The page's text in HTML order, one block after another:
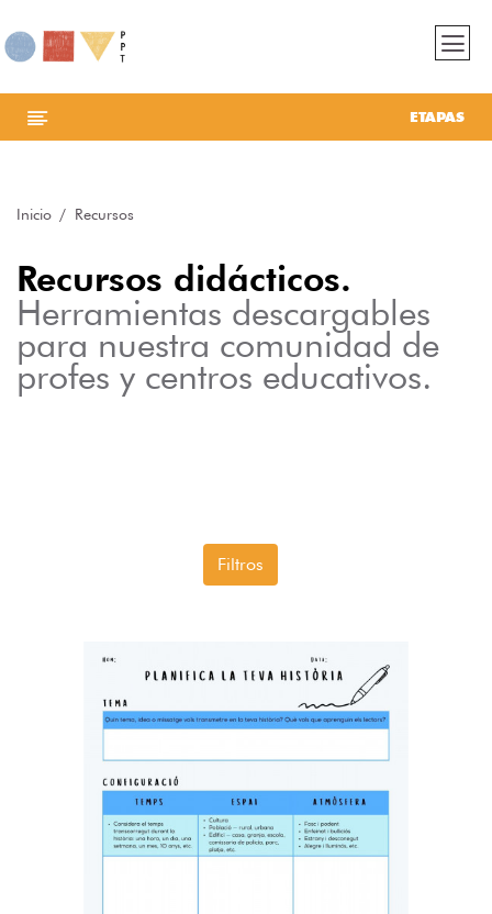
ETAPAS
Inicio Recursos
Recursos didácticos.
Herramientas descargables
para nuestra comunidad de
profes y centros educativos.
Filtros